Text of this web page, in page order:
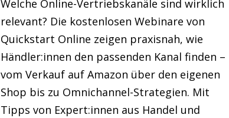
Welche Online-Vertriebskanäle sind wirklich
relevant? Die kostenlosen Webinare von
Quickstart Online zeigen praxisnah, wie
Händler:innen den passenden Kanal finden –
vom Verkauf auf Amazon über den eigenen
Shop bis zu Omnichannel-Strategien. Mit
Tipps von Expert:innen aus Handel und